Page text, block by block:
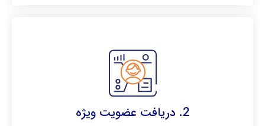
2. دریافت عضویت ویژه